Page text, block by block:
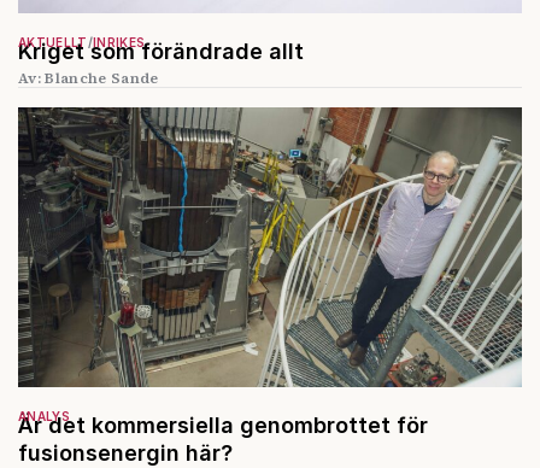
Kriget som förändrade allt
AKTUELLT INRIKES
Av: Blanche Sande
Är det kommersiella genombrottet för
fusionsenergin här?
ANALYS